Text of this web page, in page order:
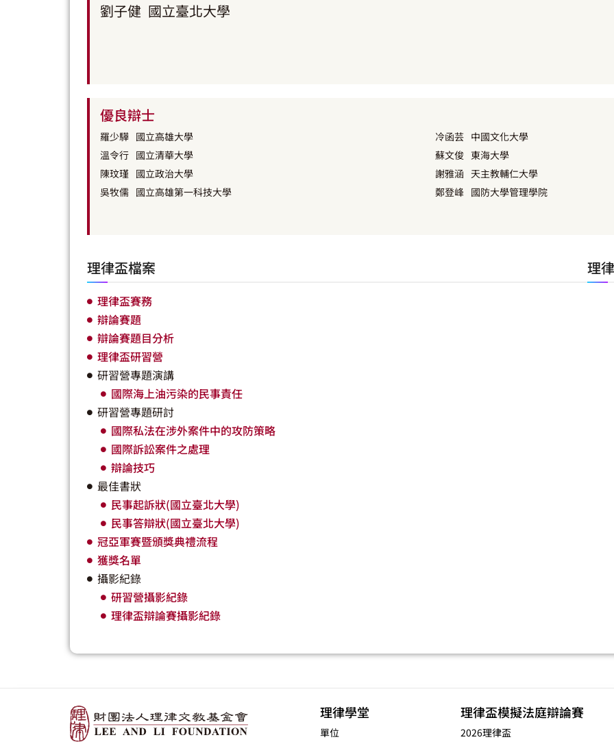
劉子健 國立臺北大學
羅少驊 國立高雄大學
溫令行 國立清華大學
陳玟瑾 國立政治大學
吳牧儒 國立高雄第一科技大學
冷函芸 中國文化大學
蘇文俊 東海大學
謝雅涵 天主教輔仁大學
鄭登峰 國防大學管理學院
優良辯士
理律盃檔案
理律盃賽務
辯論賽題
辯論賽題目分析
理律盃研習營
研習營專題演講
國際海上油污染的民事責任
研習營專題研討
國際私法在涉外案件中的攻防策略
國際訴訟案件之處理
辯論技巧
最佳書狀
民事起訴狀(國立臺北大學)
民事答辯狀(國立臺北大學)
冠亞軍賽暨頒獎典禮流程
獲獎名單
攝影紀錄
研習營攝影紀錄
理律盃辯論賽攝影紀錄
理
理律學堂
單位
理律盃模擬法庭辯論賽
2026理律盃